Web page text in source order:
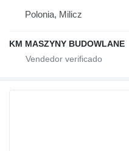
Polonia, Milicz
KM MASZYNY BUDOWLANE